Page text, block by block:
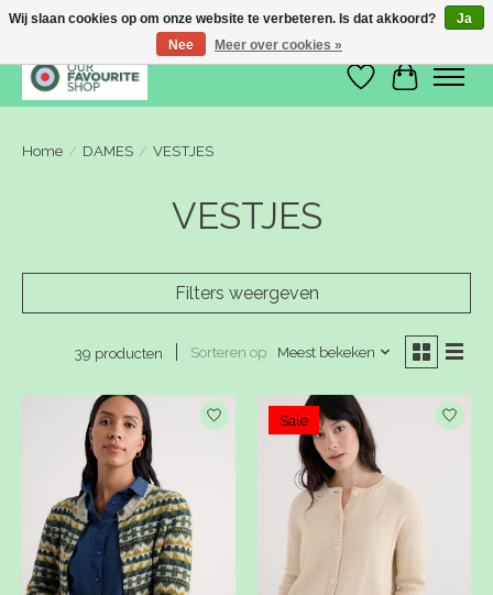
Verlanglijst
Home / DAMES / VESTJES
VESTJES
Filters weergeven
39 producten Sorteren op Meest bekeken
Sale
Wij slaan cookies op om onze website te verbeteren. Is dat akkoord?
Ja
Nee
Meer over cookies »